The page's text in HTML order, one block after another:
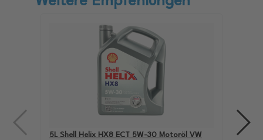
5L Shell Helix HX8 ECT 5W-30 Motoröl VW